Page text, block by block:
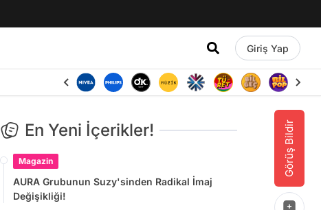
Giriş Yap
Görüş Bildir
En Yeni İçerikler!
Magazin
AURA Grubunun Suzy'sinden Radikal İmaj
Değişikliği!